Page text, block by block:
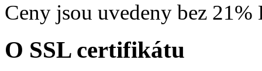
Ceny jsou uvedeny bez 21%
O SSL certifikátu